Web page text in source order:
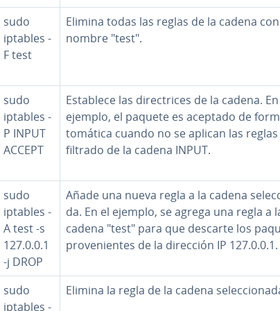
sudo
iptables -
F test
Elimina todas las reglas de la cadena con
nombre "test".
sudo
iptables -
P INPUT
ACCEPT
Establece las di­re­c­tri­ces de la cadena.
ejemplo, el paquete es aceptado de
to­má­ti­ca cuando no se aplican las
filtrado de la cadena INPUT.
sudo
iptables -
A test -s
127.0.0.1
-j DROP
Añade una nueva regla a la cadena
da. En el ejemplo, se agrega una regla a
cadena "test" para que descarte los
pro­ve­nie­n­tes de la dirección IP 127.0.0.1.
sudo
iptables -
Elimina la regla de la cadena